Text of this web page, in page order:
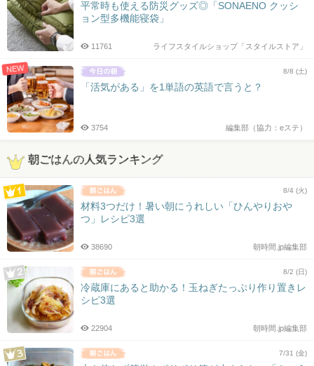
平常時も使える防災グッズ◎「SONAENO クッシ
ョン型多機能寝袋」
ライフスタイルショップ「スタイルストア」
11761
NEW 8/8 (土)
「活気がある」を1単語の英語で言うと？
編集部（協力：eステ）
3754
朝ごはんの人気ランキング
8/4 (火)
材料3つだけ！暑い朝にうれしい「ひんやりおや
つ」レシピ3選
朝時間.jp編集部
38690
8/2 (日)
冷蔵庫にあると助かる！玉ねぎたっぷり作り置きレ
シピ3選
朝時間.jp編集部
22904
7/31 (金)